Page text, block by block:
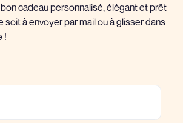
cadeau personnalisé, élégant et prêt
soit à envoyer par mail ou à glisser dans
!